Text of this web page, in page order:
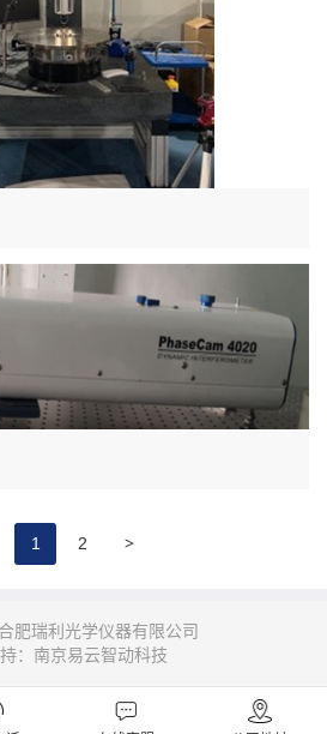
1 2 >
肥瑞利光学仪器有限公司
：南京易云智动科技